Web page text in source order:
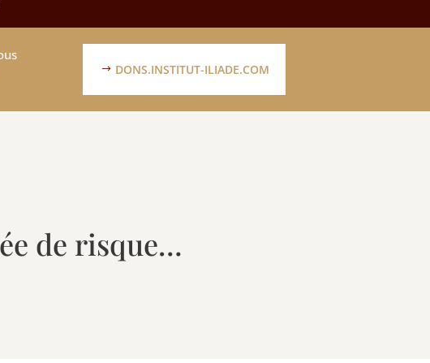
DONS.INSTITUT-ILIADE.COM
de risque…